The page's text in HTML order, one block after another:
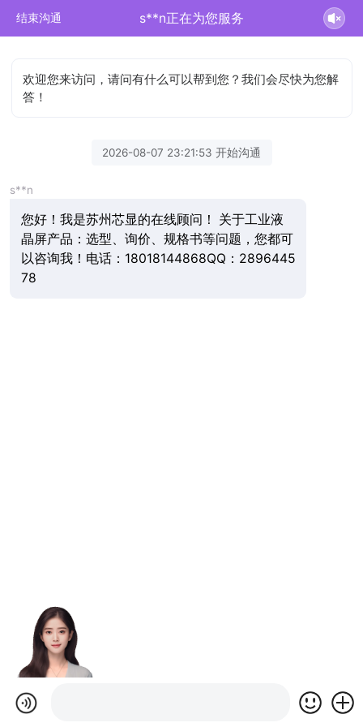
结束沟通 s**n正在为您服务
欢迎您来访问，请问有什么可以帮到您？我们会尽快为您解
答！
2026-08-07 23:21:53 开始沟通
s**n
您好！我是苏州芯显的在线顾问！ 关于工业液
晶屏产品：选型、询价、规格书等问题，您都可
以咨询我！电话：18018144868QQ：2896445
78